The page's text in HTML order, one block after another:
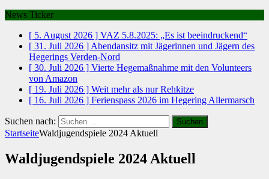
News Ticker
[ 5. August 2026 ] VAZ 5.8.2025: „Es ist beeindruckend“
[ 31. Juli 2026 ] Abendansitz mit Jägerinnen und Jägern des
Hegerings Verden-Nord
[ 30. Juli 2026 ] Vierte Hegemaßnahme mit den Volunteers
von Amazon
[ 19. Juli 2026 ] Weit mehr als nur Rehkitze
[ 16. Juli 2026 ] Ferienspass 2026 im Hegering Allermarsch
Suchen nach:
StartseiteWaldjugendspiele 2024 Aktuell
Waldjugendspiele 2024 Aktuell